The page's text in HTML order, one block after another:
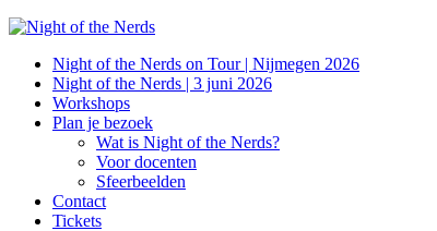
Night of the Nerds on Tour | Nijmegen 2026
Night of the Nerds | 3 juni 2026
Workshops
Plan je bezoek
Wat is Night of the Nerds?
Voor docenten
Sfeerbeelden
Contact
Tickets